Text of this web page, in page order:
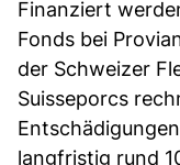
Finanziert
Fonds bei
der Schweizer
Suisseporcs
langfristig rund